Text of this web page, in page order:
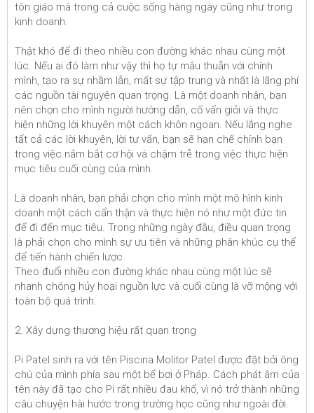
tôn giáo mà trong cả cuộc sống hàng ngày cũng như trong
kinh doanh.
Thật khó để đi theo nhiều con đường khác nhau cùng một
lúc. Nếu ai đó làm như vậy thì họ tự mâu thuẫn với chính
mình, tạo ra sự nhầm lẫn, mất sự tập trung và nhất là lãng phí
các nguồn tài nguyên quan trọng. Là một doanh nhân, bạn
nên chọn cho mình người hướng dẫn, cố vấn giỏi và thực
hiện những lời khuyên một cách khôn ngoan. Nếu lắng nghe
tất cả các lời khuyên, lời tư vấn, bạn sẽ hạn chế chính bạn
trong việc nắm bắt cơ hội và chậm trễ trong việc thực hiện
mục tiêu cuối cùng của mình.
Là doanh nhân, bạn phải chọn cho mình một mô hình kinh
doanh một cách cẩn thận và thực hiện nó như một đức tin
để đi đến mục tiêu. Trong những ngày đầu, điều quan trọng
là phải chọn cho mình sự ưu tiên và những phân khúc cụ thể
để tiến hành chiến lược.
Theo đuổi nhiều con đường khác nhau cùng một lúc sẽ
nhanh chóng hủy hoại nguồn lực và cuối cùng là vỡ mộng với
toàn bộ quá trình.
2. Xây dựng thương hiệu rất quan trọng
Pi Patel sinh ra với tên Piscina Molitor Patel được đặt bởi ông
chú của mình phía sau một bể bơi ở Pháp. Cách phát âm của
tên này đã tạo cho Pi rất nhiều đau khổ, vì nó trở thành những
câu chuyện hài hước trong trường học cũng như ngoài đời.